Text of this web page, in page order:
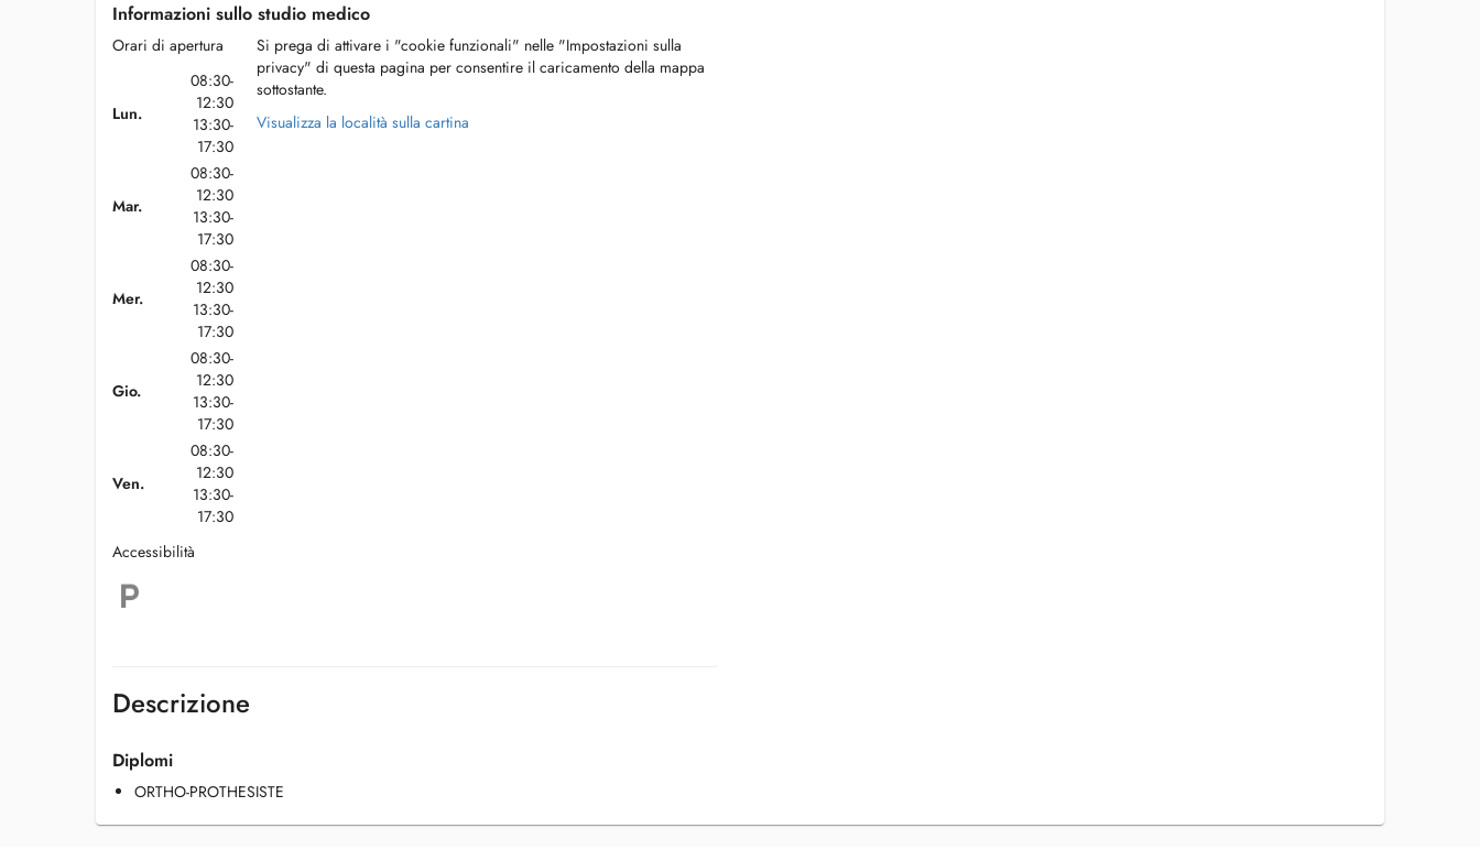
Informazioni sullo studio medico
Orari di apertura
Lun.
08:30-
12:30
13:30-
17:30
Mar.
08:30-
12:30
13:30-
17:30
Mer.
08:30-
12:30
13:30-
17:30
Gio.
08:30-
12:30
13:30-
17:30
Ven.
08:30-
12:30
13:30-
17:30
Accessibilità
Si prega di attivare i "cookie funzionali" nelle "Impostazioni sulla
privacy" di questa pagina per consentire il caricamento della mappa
sottostante.
Visualizza la località sulla cartina
Descrizione
Diplomi
ORTHO-PROTHESISTE